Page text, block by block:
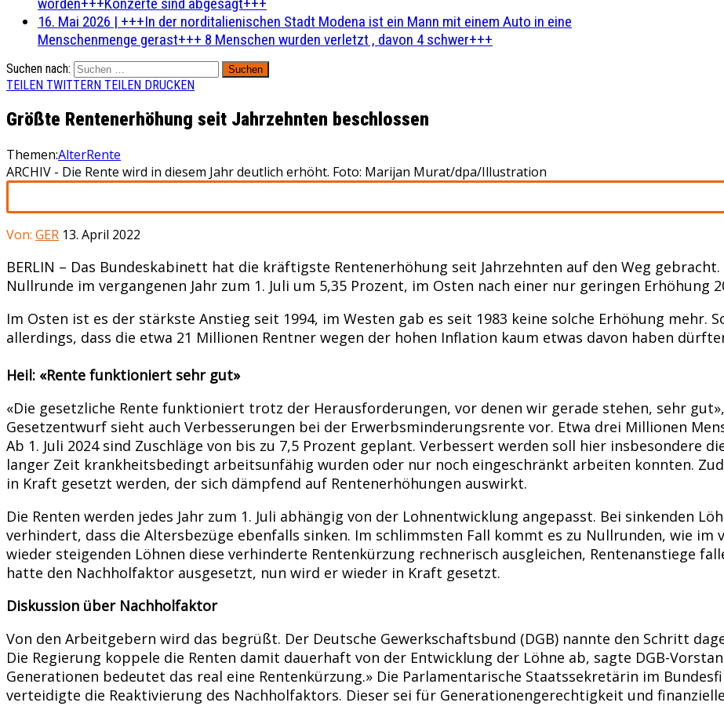
16. Mai 2026 | +++In der norditalienischen Stadt Modena ist ein Mann mit einem Auto in eine
Menschenmenge gerast+++ 8 Menschen wurden verletzt , davon 4 schwer+++
Suchen nach:
TEILEN TWITTERN TEILEN DRUCKEN
Größte Rentenerhöhung seit Jahrzehnten beschlossen
Themen:AlterRente
ARCHIV - Die Rente wird in diesem Jahr deutlich erhöht. Foto: Marijan Murat/dpa/Illustration
Von: GER 13. April 2022
BERLIN – Das Bundeskabinett hat die kräftigste Rentenerhöhung seit Jahrzehnten auf den Weg
Nullrunde im vergangenen Jahr zum 1. Juli um 5,35 Prozent, im Osten nach einer nur geringen Erhöhung
Im Osten ist es der stärkste Anstieg seit 1994, im Westen gab es seit 1983 keine solche Erhöhung mehr.
allerdings, dass die etwa 21 Millionen Rentner wegen der hohen Inflation kaum etwas davon haben
Heil: «Rente funktioniert sehr gut»
«Die gesetzliche Rente funktioniert trotz der Herausforderungen, vor denen wir gerade stehen, sehr
Gesetzentwurf sieht auch Verbesserungen bei der Erwerbsminderungsrente vor. Etwa drei Millionen
Ab 1. Juli 2024 sind Zuschläge von bis zu 7,5 Prozent geplant. Verbessert werden soll hier insbesondere
langer Zeit krankheitsbedingt arbeitsunfähig wurden oder nur noch eingeschränkt arbeiten konnten.
in Kraft gesetzt werden, der sich dämpfend auf Rentenerhöhungen auswirkt.
Die Renten werden jedes Jahr zum 1. Juli abhängig von der Lohnentwicklung angepasst. Bei sinkenden
verhindert, dass die Altersbezüge ebenfalls sinken. Im schlimmsten Fall kommt es zu Nullrunden, wie im
wieder steigenden Löhnen diese verhinderte Rentenkürzung rechnerisch ausgleichen, Rentenanstiege
hatte den Nachholfaktor ausgesetzt, nun wird er wieder in Kraft gesetzt.
Diskussion über Nachholfaktor
Von den Arbeitgebern wird das begrüßt. Der Deutsche Gewerkschaftsbund (DGB) nannte den Schritt
Die Regierung koppele die Renten damit dauerhaft von der Entwicklung der Löhne ab, sagte DGB-
Generationen bedeutet das real eine Rentenkürzung.» Die Parlamentarische Staatssekretärin im
verteidigte die Reaktivierung des Nachholfaktors. Dieser sei für Generationengerechtigkeit und